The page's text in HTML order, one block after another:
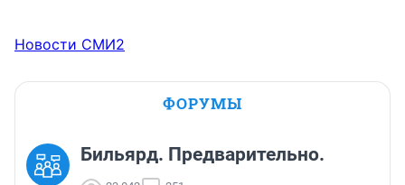
Новости СМИ2
ФОРУМЫ
Бильярд. Предварительно.